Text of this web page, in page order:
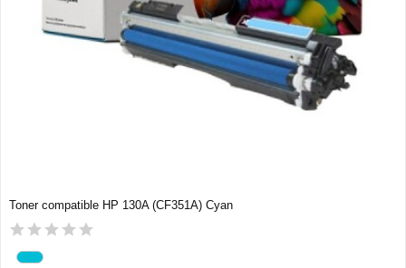
Toner compatible HP 130A (CF351A) Cyan